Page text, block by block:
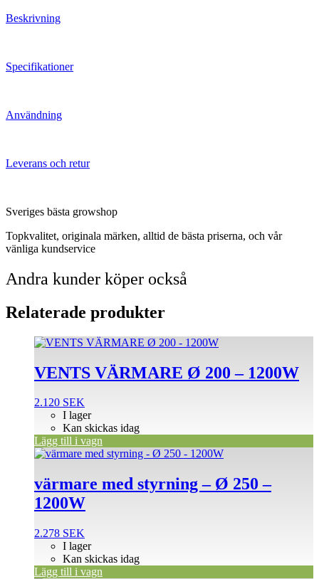
Beskrivning
Specifikationer
Användning
Leverans och retur
Sveriges bästa growshop
Topkvalitet, originala märken, alltid de bästa priserna, och vår
vänliga kundservice
Andra kunder köper också
Relaterade produkter
VENTS VÄRMARE Ø 200 – 1200W
2.120 SEK
I lager
Kan skickas idag
Lägg till i vagn
värmare med styrning – Ø 250 –
1200W
2.278 SEK
I lager
Kan skickas idag
Lägg till i vagn